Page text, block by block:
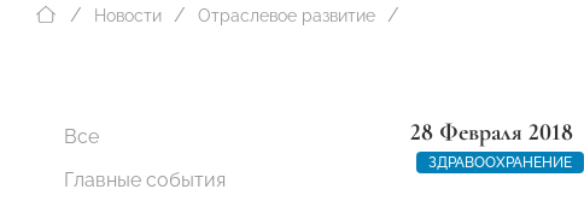
Новости Отраслевое развитие
Все
Главные события
28 Февраля 2018
ЗДРАВООХРАНЕНИЕ